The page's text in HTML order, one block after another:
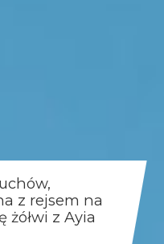
z rejsem na
żółwi z Ayia